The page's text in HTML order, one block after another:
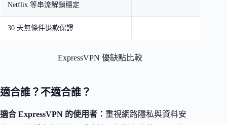
Netflix 等串流解鎖穩定
30 天無條件退款保證
ExpressVPN 優缺點比較
適合誰？不適合誰？
適合 ExpressVPN 的使用者： 重視網路隱私與資料安